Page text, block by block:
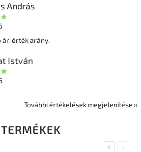
András
ár-érték arány.
István
További értékelések megjelenítése
PreviousNext